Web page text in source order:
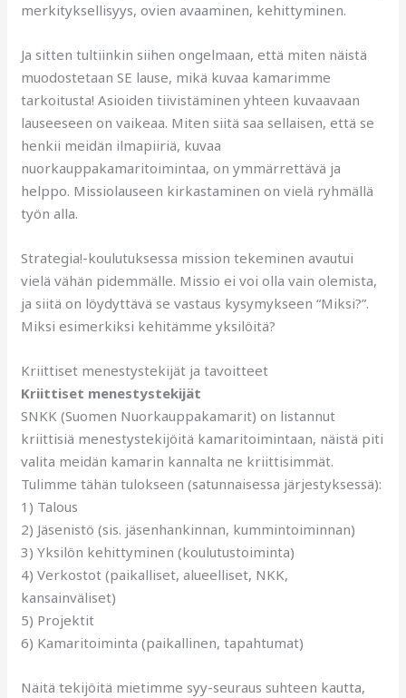
merkityksellisyys, ovien avaaminen, kehittyminen.
Ja sitten tultiinkin siihen ongelmaan, että miten näistä
muodostetaan SE lause, mikä kuvaa kamarimme
tarkoitusta! Asioiden tiivistäminen yhteen kuvaavaan
lauseeseen on vaikeaa. Miten siitä saa sellaisen, että se
henkii meidän ilmapiiriä, kuvaa
nuorkauppakamaritoimintaa, on ymmärrettävä ja
helppo. Missiolauseen kirkastaminen on vielä ryhmällä
työn alla.
Strategia!-koulutuksessa mission tekeminen avautui
vielä vähän pidemmälle. Missio ei voi olla vain olemista,
ja siitä on löydyttävä se vastaus kysymykseen “Miksi?”.
Miksi esimerkiksi kehitämme yksilöitä?
Kriittiset menestystekijät ja tavoitteet
Kriittiset menestystekijät
SNKK (Suomen Nuorkauppakamarit) on listannut
kriittisiä menestystekijöitä kamaritoimintaan, näistä piti
valita meidän kamarin kannalta ne kriittisimmät.
Tulimme tähän tulokseen (satunnaisessa järjestyksessä):
1) Talous
2) Jäsenistö (sis. jäsenhankinnan, kummintoiminnan)
3) Yksilön kehittyminen (koulutustoiminta)
4) Verkostot (paikalliset, alueelliset, NKK,
kansainväliset)
5) Projektit
6) Kamaritoiminta (paikallinen, tapahtumat)
Näitä tekijöitä mietimme syy-seuraus suhteen kautta,